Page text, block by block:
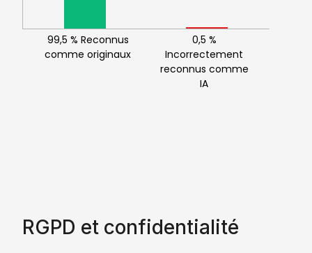
99,5 % Reconnus
comme originaux
0,5 %
Incorrectement
reconnus comme
IA
RGPD et confidentialité